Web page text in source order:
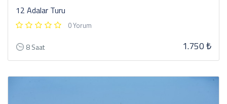
12 Adalar Turu
0 Yorum
8 Saat 1.750 ₺